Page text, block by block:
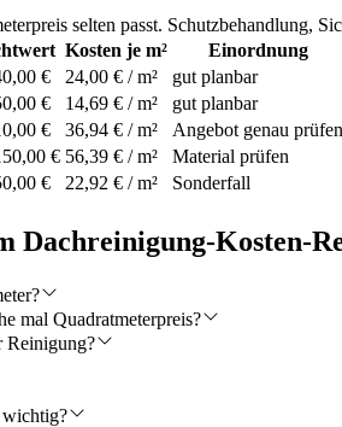
selten passt. Schutzbehandlung,
Kosten je m² Einordnung
€ 24,00 € / m² gut planbar
€ 14,69 € / m² gut planbar
€ 36,94 € / m² Angebot genau prüfen
€ 56,39 € / m² Material prüfen
€ 22,92 € / m² Sonderfall
Dachreinigung-Kosten-
mal Quadratmeterpreis?
Reinigung?
wichtig?